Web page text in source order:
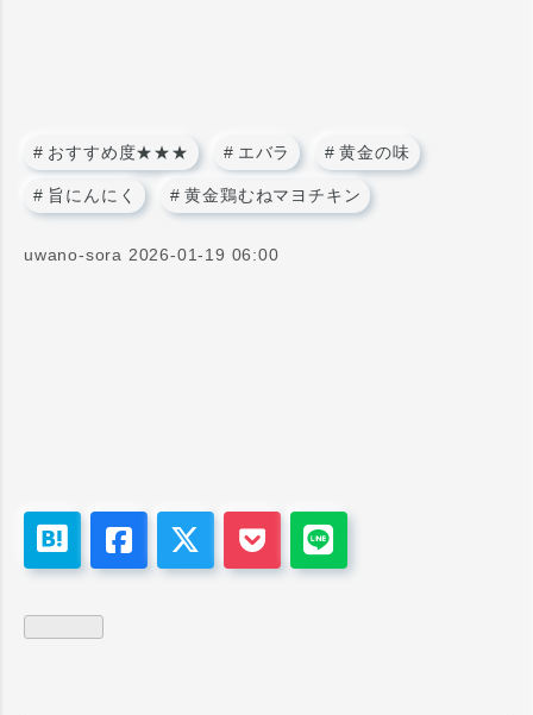
# おすすめ度★★★ # エバラ # 黄金の味
# 旨にんにく # 黄金鶏むねマヨチキン
uwano-sora 2026-01-19 06:00